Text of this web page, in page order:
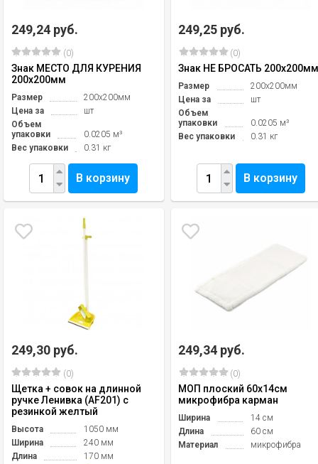
249,24 руб.
(0)
Знак МЕСТО ДЛЯ КУРЕНИЯ
200х200мм
Размер
200х200мм
Цена за
шт
Объем
упаковки
0.0205 м³
Вес упаковки
0.31 кг
В корзину
249,25 руб.
(0)
Знак НЕ БРОСАТЬ
Размер
200х200мм
Цена за
шт
Объем
упаковки
0.0205 м³
Вес упаковки
0.31 кг
В корзину
249,30 руб.
(0)
Щетка + совок на длинной
ручке Ленивка (AF201) с
резинкой желтый
Высота
1050 мм
Ширина
240 мм
Длина
170 мм
249,34 руб.
(0)
МОП плоский 60х14см
микрофибра карман
Ширина
14 см
Длина
60 см
Материал
микрофибра